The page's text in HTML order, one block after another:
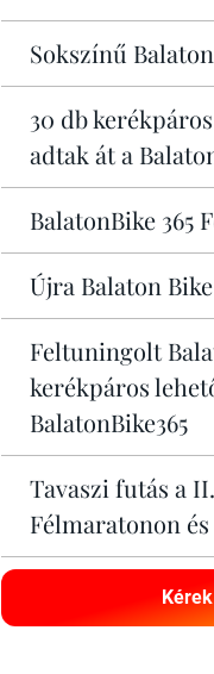
Sokszínű
30 db
adtak át a
BalatonBike 365
Újra Balaton
Feltuningolt
kerékpáros
BalatonBike365
Tavaszi futás a
Félmaratonon